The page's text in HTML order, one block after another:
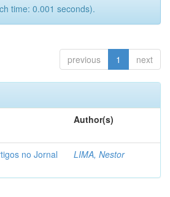
time: 0.001 seconds).
previous 1 next
Author(s)
no Jornal
LIMA, Nestor